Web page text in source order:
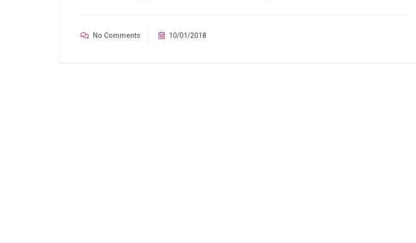
No Comments 10/01/2018